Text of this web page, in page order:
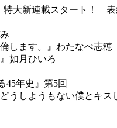
大新連載スタート！
み
します。』わたなべ志穂
』如月ひいろ
45年史』第5回
うしようもない僕とキ